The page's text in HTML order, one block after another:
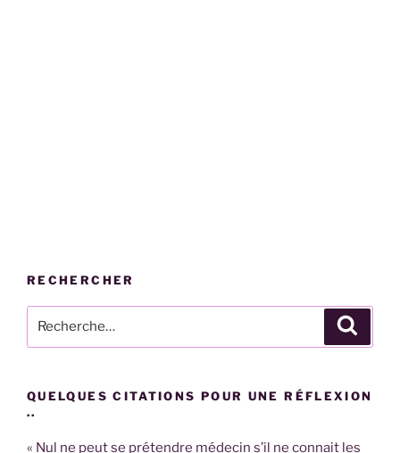
RECHERCHER
pour
QUELQUES CITATIONS POUR UNE RÉFLEXION
..
« Nul ne peut se prétendre médecin s’il ne connait les